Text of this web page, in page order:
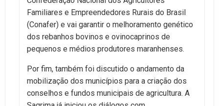
Familiares e Empreendedores Rurais do Brasil
(Conafer) e vai garantir o melhoramento genético
dos rebanhos bovinos e ovinocaprinos de
pequenos e médios produtores maranhenses.
Por fim, também foi discutido o andamento da
mobilização dos municípios para a criação dos
conselhos e fundos municipais de agricultura. A